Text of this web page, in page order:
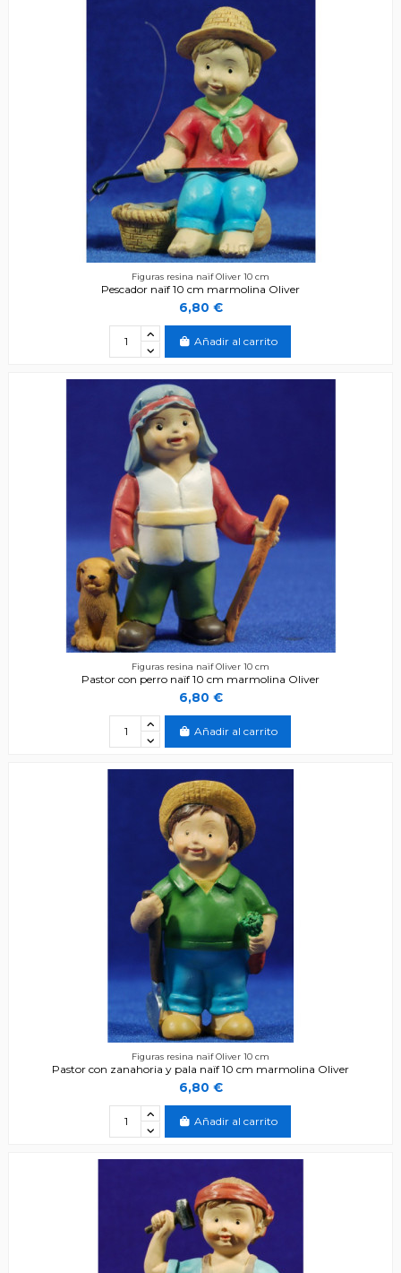
Figuras resina naïf Oliver 10 cm
Pescador naïf 10 cm marmolina Oliver
6,80 €
Añadir al carrito
Figuras resina naïf Oliver 10 cm
Pastor con perro naïf 10 cm marmolina Oliver
6,80 €
Añadir al carrito
Figuras resina naïf Oliver 10 cm
Pastor con zanahoria y pala naïf 10 cm marmolina Oliver
6,80 €
Añadir al carrito